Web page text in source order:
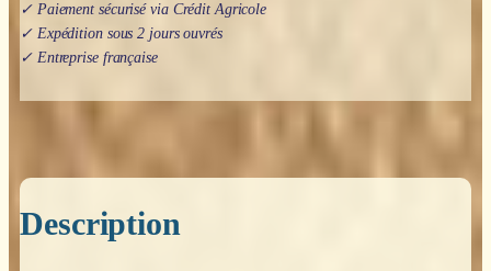
✓ Paiement sécurisé via Crédit Agricole
✓ Expédition sous 2 jours ouvrés
✓ Entreprise française
Description